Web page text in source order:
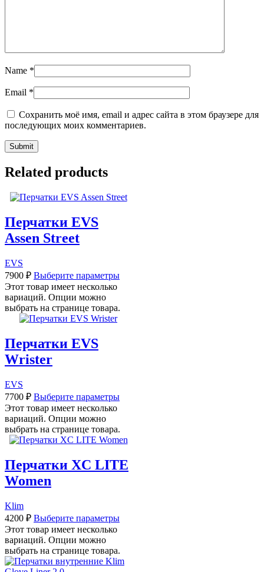
Name *
Email *
Сохранить моё имя, email и адрес сайта в этом браузере для
последующих моих комментариев.
Related products
Перчатки EVS
Assen Street
EVS
7900 ₽ Выберите параметры
Этот товар имеет несколько
вариаций. Опции можно
выбрать на странице товара.
Перчатки EVS
Wrister
EVS
7700 ₽ Выберите параметры
Этот товар имеет несколько
вариаций. Опции можно
выбрать на странице товара.
Перчатки XC LITE
Women
Klim
4200 ₽ Выберите параметры
Этот товар имеет несколько
вариаций. Опции можно
выбрать на странице товара.